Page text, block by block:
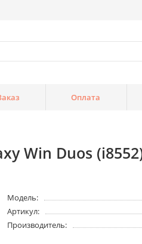
Оплата
Win Duos
Модель:
Артикул:
Производитель: